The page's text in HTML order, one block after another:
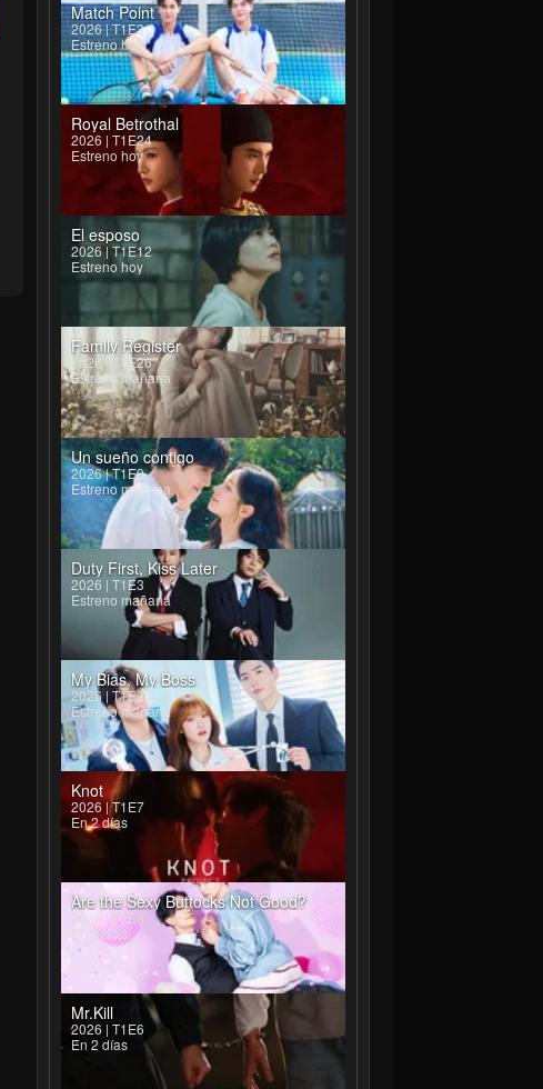
Match Point
2026 | T1E3
Estreno hoy
Royal Betrothal
2026 | T1E24
Estreno hoy
El esposo
2026 | T1E12
Estreno hoy
Family Register
2026 | T1E26
Estreno mañana
Un sueño contigo
2026 | T1E9
Estreno mañana
Duty First, Kiss Later
2026 | T1E3
Estreno mañana
My Bias, My Boss
2026 | T1E3
Estreno mañana
Knot
2026 | T1E7
En 2 días
Are the Sexy Buttocks Not Good?
2026 | T1E6
En 2 días
Mr.Kill
2026 | T1E6
En 2 días